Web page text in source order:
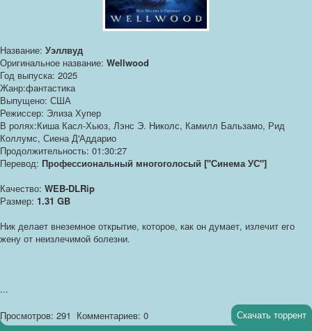
Название: Уэллвуд
Оригинальное название: Wellwood
Год выпуска: 2025
Жанр:фантастика
Выпущено: США
Режиссер: Элиза Хупер
В ролях:Киша Касл-Хьюз, Лэнс Э. Николс, Камилл Бальзамо, Рид
Коллумс, Сиена Д'Аддарио
Продолжительность: 01:30:27
Перевод: Профессиональный многоголосый ["Синема УС"]
Качество: WEB-DLRip
Размер: 1.31 GB
Ник делает внеземное открытие, которое, как он думает, излечит его
жену от неизлечимой болезни.
...
Просмотров: 291 Комментариев: 0 Скачать торрент